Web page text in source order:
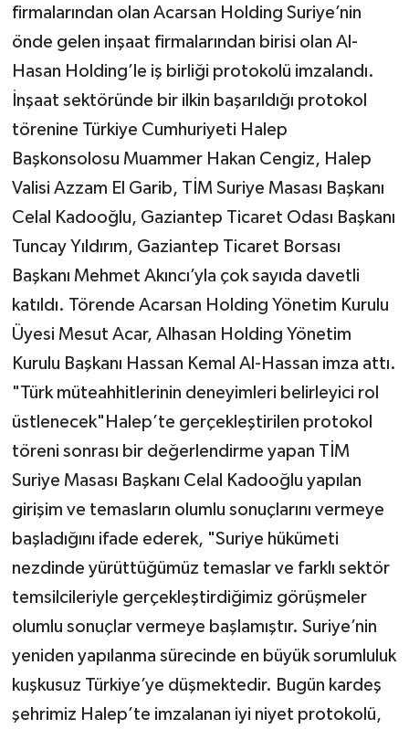
firmalarından olan Acarsan Holding Suriye’nin
önde gelen inşaat firmalarından birisi olan Al-
Hasan Holding’le iş birliği protokolü imzalandı.
İnşaat sektöründe bir ilkin başarıldığı protokol
törenine Türkiye Cumhuriyeti Halep
Başkonsolosu Muammer Hakan Cengiz, Halep
Valisi Azzam El Garib, TİM Suriye Masası Başkanı
Celal Kadooğlu, Gaziantep Ticaret Odası Başkanı
Tuncay Yıldırım, Gaziantep Ticaret Borsası
Başkanı Mehmet Akıncı’yla çok sayıda davetli
katıldı. Törende Acarsan Holding Yönetim Kurulu
Üyesi Mesut Acar, Alhasan Holding Yönetim
Kurulu Başkanı Hassan Kemal Al-Hassan imza attı.
"Türk müteahhitlerinin deneyimleri belirleyici rol
üstlenecek"Halep’te gerçekleştirilen protokol
töreni sonrası bir değerlendirme yapan TİM
Suriye Masası Başkanı Celal Kadooğlu yapılan
girişim ve temasların olumlu sonuçlarını vermeye
başladığını ifade ederek, "Suriye hükümeti
nezdinde yürüttüğümüz temaslar ve farklı sektör
temsilcileriyle gerçekleştirdiğimiz görüşmeler
olumlu sonuçlar vermeye başlamıştır. Suriye’nin
yeniden yapılanma sürecinde en büyük sorumluluk
kuşkusuz Türkiye’ye düşmektedir. Bugün kardeş
şehrimiz Halep’te imzalanan iyi niyet protokolü,